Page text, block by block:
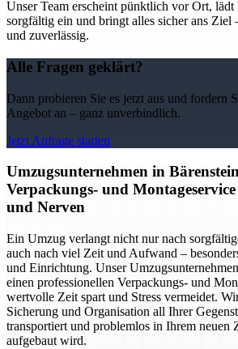
Unser Team erscheint pünktlich vor Ort, lädt
sorgfältig ein und bringt alles sicher ans Ziel
und zuverlässig.
Alle Fragen geklärt?
Dann probieren Sie es jetzt aus und fordern
Angebot an – ganz unverbindlich.
Jetzt Anfrage starten
Umzugsunternehmen in
Verpackungs- und
und Nerven
Ein Umzug verlangt nicht nur nach
auch nach viel Zeit und Aufwand –
und Einrichtung. Unser
einen professionellen Verpackungs- und
wertvolle Zeit spart und Stress vermeidet.
Sicherung und Organisation all Ihrer
transportiert und problemlos in Ihrem neuen
aufgebaut wird.